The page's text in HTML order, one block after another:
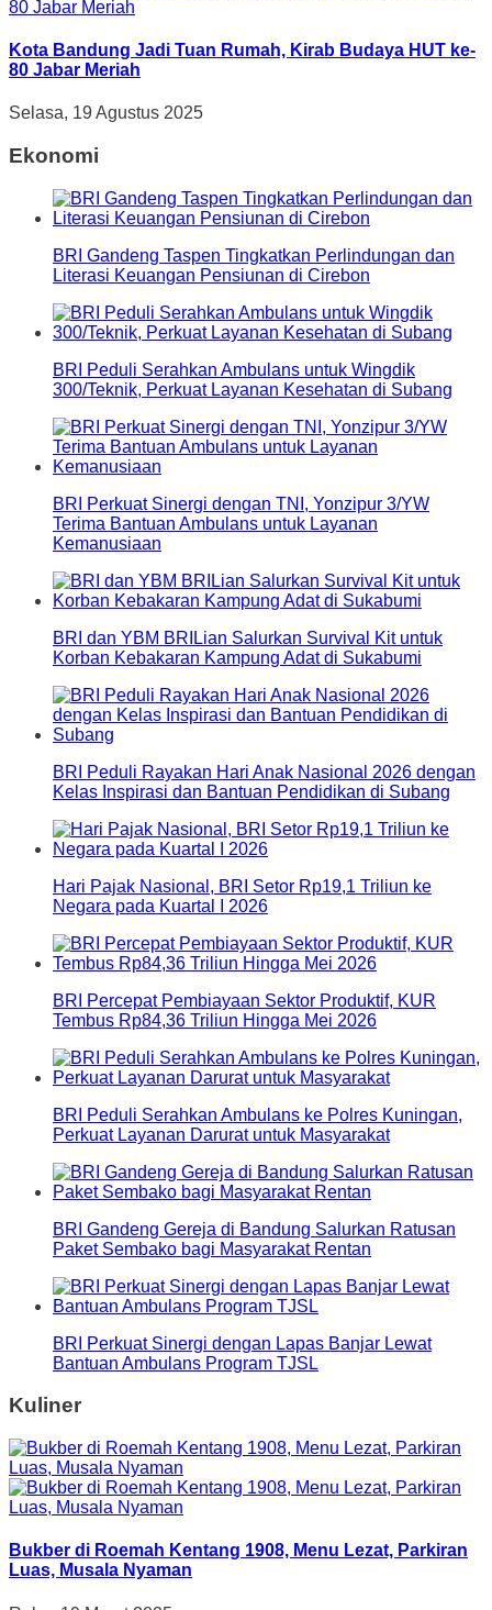
Kota Bandung Jadi Tuan Rumah, Kirab Budaya HUT ke-
80 Jabar Meriah
Selasa, 19 Agustus 2025
Ekonomi
BRI Gandeng Taspen Tingkatkan Perlindungan dan
Literasi Keuangan Pensiunan di Cirebon
BRI Peduli Serahkan Ambulans untuk Wingdik
300/Teknik, Perkuat Layanan Kesehatan di Subang
BRI Perkuat Sinergi dengan TNI, Yonzipur 3/YW
Terima Bantuan Ambulans untuk Layanan
Kemanusiaan
BRI dan YBM BRILian Salurkan Survival Kit untuk
Korban Kebakaran Kampung Adat di Sukabumi
BRI Peduli Rayakan Hari Anak Nasional 2026 dengan
Kelas Inspirasi dan Bantuan Pendidikan di Subang
Hari Pajak Nasional, BRI Setor Rp19,1 Triliun ke
Negara pada Kuartal I 2026
BRI Percepat Pembiayaan Sektor Produktif, KUR
Tembus Rp84,36 Triliun Hingga Mei 2026
BRI Peduli Serahkan Ambulans ke Polres Kuningan,
Perkuat Layanan Darurat untuk Masyarakat
BRI Gandeng Gereja di Bandung Salurkan Ratusan
Paket Sembako bagi Masyarakat Rentan
BRI Perkuat Sinergi dengan Lapas Banjar Lewat
Bantuan Ambulans Program TJSL
Kuliner
Bukber di Roemah Kentang 1908, Menu Lezat, Parkiran
Luas, Musala Nyaman